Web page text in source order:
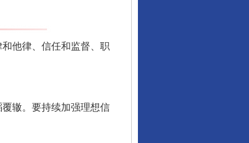
他律、信任和监督、职
辙。要持续加强理想信
未被当场查获能处罚吗